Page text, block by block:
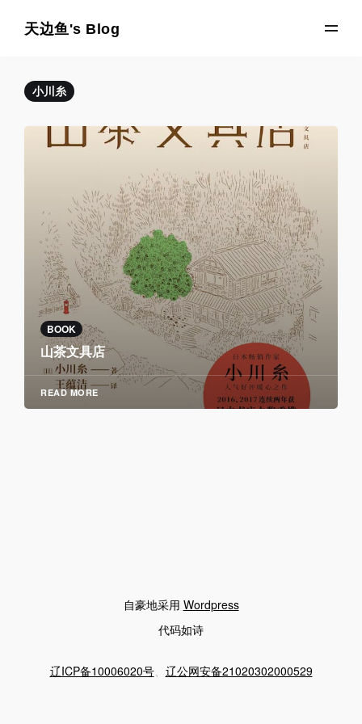
天边鱼's Blog
小川糸
BOOK
山茶文具店
READ MORE
自豪地采用 Wordpress
代码如诗
辽ICP备10006020号、 辽公网安备21020302000529